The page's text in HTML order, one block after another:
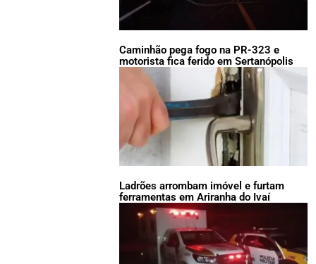
Caminhão pega fogo na PR-323 e
motorista fica ferido em Sertanópolis
Ladrões arrombam imóvel e furtam
ferramentas em Ariranha do Ivaí